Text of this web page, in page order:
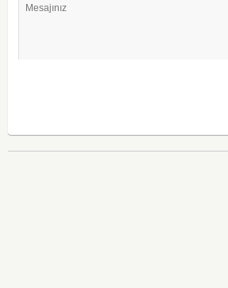
Mesajınız